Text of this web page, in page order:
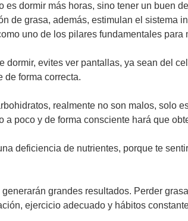
dormir más horas, sino tener un buen
de grasa, además, estimulan el sistema
uno de los pilares fundamentales para
evites ver pantallas, ya sean del
de forma correcta.
realmente no son malos, solo
poco y de forma consciente hará que
deficiencia de nutrientes, porque te
grandes resultados. Perder
ejercicio adecuado y hábitos